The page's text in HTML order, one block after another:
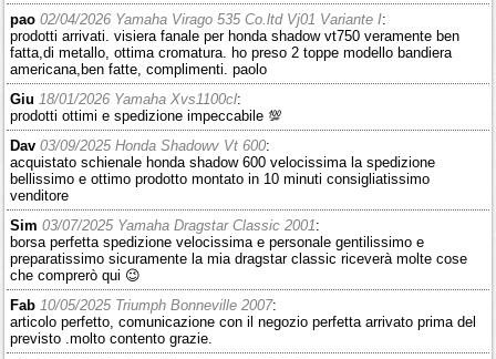
pao 02/04/2026 Yamaha Virago 535 Co.ltd Vj01 Variante I:
prodotti arrivati. visiera fanale per honda shadow vt750 veramente ben
fatta,di metallo, ottima cromatura. ho preso 2 toppe modello bandiera
americana,ben fatte, complimenti. paolo
Giu 18/01/2026 Yamaha Xvs1100cl:
prodotti ottimi e spedizione impeccabile 💯
Dav 03/09/2025 Honda Shadowv Vt 600:
acquistato schienale honda shadow 600 velocissima la spedizione
bellissimo e ottimo prodotto montato in 10 minuti consigliatissimo
venditore
Sim 03/07/2025 Yamaha Dragstar Classic 2001:
borsa perfetta spedizione velocissima e personale gentilissimo e
preparatissimo sicuramente la mia dragstar classic riceverà molte cose
che comprerò qui 😉
Fab 10/05/2025 Triumph Bonneville 2007:
articolo perfetto, comunicazione con il negozio perfetta arrivato prima del
previsto .molto contento grazie.